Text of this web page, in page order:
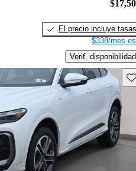
El precio incluye tasas
$338/mes
Verif. disponibilidad